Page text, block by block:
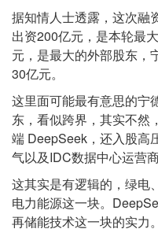
据知情人士透露，这次融
出资200亿元，是本轮最
元，是最大的外部股东，
30亿元。
这里面可能最有意思的宁
东，看似跨界，其实不然
端 DeepSeek，还入股高
气以及IDC数据中心运营
这其实是有逻辑的，绿电
电力能源这一块。
再储能技术这一块的实力。